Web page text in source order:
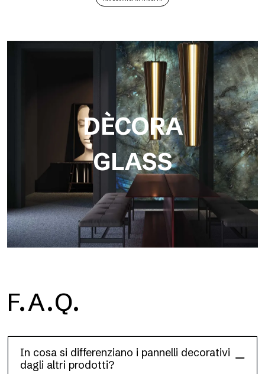
DÈCORA
GLASS
F.A.Q.
In cosa si differenziano i pannelli decorativi
dagli altri prodotti?